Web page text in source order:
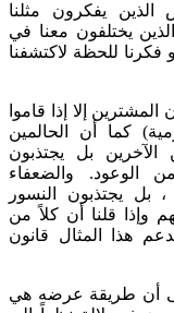
الذين يفكرون مثلنا
يختلفون معنا في
فكرنا للحظة لاكتشفنا
المشترين إلا إذا قاموا
كما أن الحالمين
الآخرين بل يجتذبون
الوعود. والضعفاء
بل يجتذبون النسور
وإذا قلنا أن كلاً من
هذا المثال قانون
أن طريقة عرضه هي